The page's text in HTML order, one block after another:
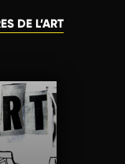
DE L’ART